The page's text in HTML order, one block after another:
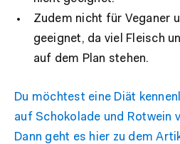
Zudem nicht für Veganer
geeignet, da viel Fleisch
auf dem Plan stehen.
Du möchtest eine Diät
auf Schokolade und Rotwein
Dann geht es hier zu dem